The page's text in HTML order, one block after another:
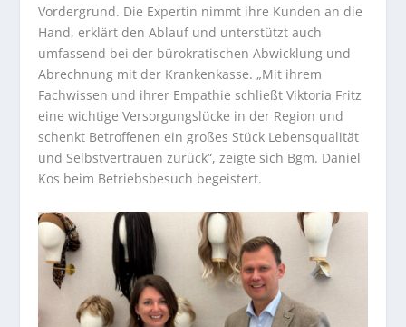
Vordergrund. Die Expertin nimmt ihre Kunden an die
Hand, erklärt den Ablauf und unterstützt auch
umfassend bei der bürokratischen Abwicklung und
Abrechnung mit der Krankenkasse. „Mit ihrem
Fachwissen und ihrer Empathie schließt Viktoria Fritz
eine wichtige Versorgungslücke in der Region und
schenkt Betroffenen ein großes Stück Lebensqualität
und Selbstvertrauen zurück“, zeigte sich Bgm. Daniel
Kos beim Betriebsbesuch begeistert.